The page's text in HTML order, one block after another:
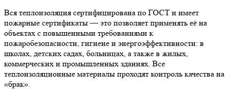
Вся теплоизоляция сертифицирована по ГОСТ и имеет
пожарные сертификаты — это позволяет применять её на
объектах с повышенными требованиями к
пожаробезопасности, гигиене и энергоэффективности: в
школах, детских садах, больницах, а также в жилых,
коммерческих и промышленных зданиях. Все
теплоизоляционные материалы проходят контроль качества на
«брак».